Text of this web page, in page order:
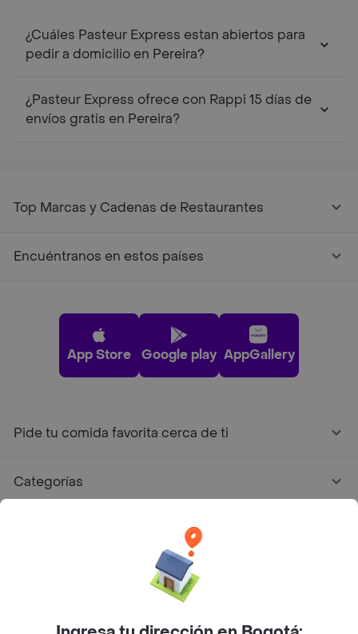
¿Cuáles Pasteur Express estan abiertos para
pedir a domicilio en Pereira?
¿Pasteur Express ofrece con Rappi 15 días de
envíos gratis en Pereira?
Top Marcas y Cadenas de Restaurantes
Encuéntranos en estos países
App Store Google play AppGallery
Pide tu comida favorita cerca de ti
Categorías
Facebook
Twitter
Instagram